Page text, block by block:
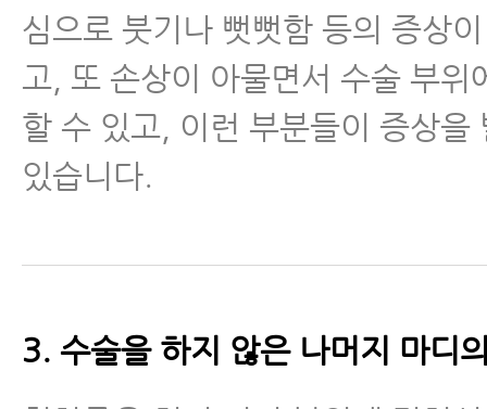
심으로 붓기나 뻣뻣함 등의 증상
고, 또 손상이 아물면서 수술 부위
할 수 있고, 이런 부분들이 증상을
있습니다.
3. 수술을 하지 않은 나머지 마디